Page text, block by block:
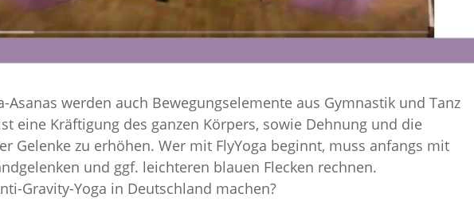
Asanas werden auch Bewegungselemente aus Gymnastik und Tanz
eine Kräftigung des ganzen Körpers, sowie Dehnung und die
Gelenke zu erhöhen. Wer mit FlyYoga beginnt, muss anfangs mit
und ggf. leichteren blauen Flecken rechnen.
Gravity-Yoga in Deutschland machen?